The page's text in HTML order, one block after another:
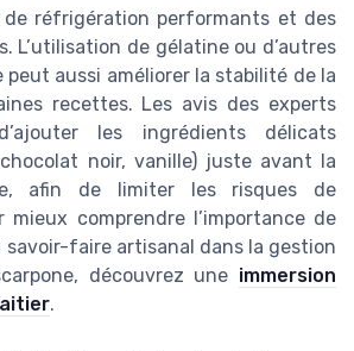
de réfrigération performants et des
L’utilisation de gélatine ou d’autres
aussi améliorer la stabilité de la
recettes. Les avis des experts
les ingrédients délicats
noir, vanille) juste avant la
afin de limiter les risques de
mieux comprendre l’importance de
faire artisanal dans la gestion
découvrez une immersion
.